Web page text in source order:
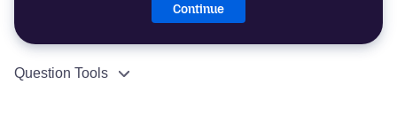
Continue
Question Tools